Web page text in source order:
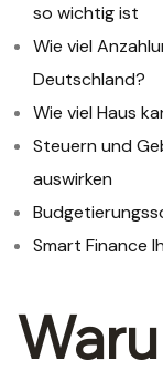
so wichtig ist
Wie viel
Deutschland?
Wie viel Haus
Steuern und
auswirken
Smart Finance